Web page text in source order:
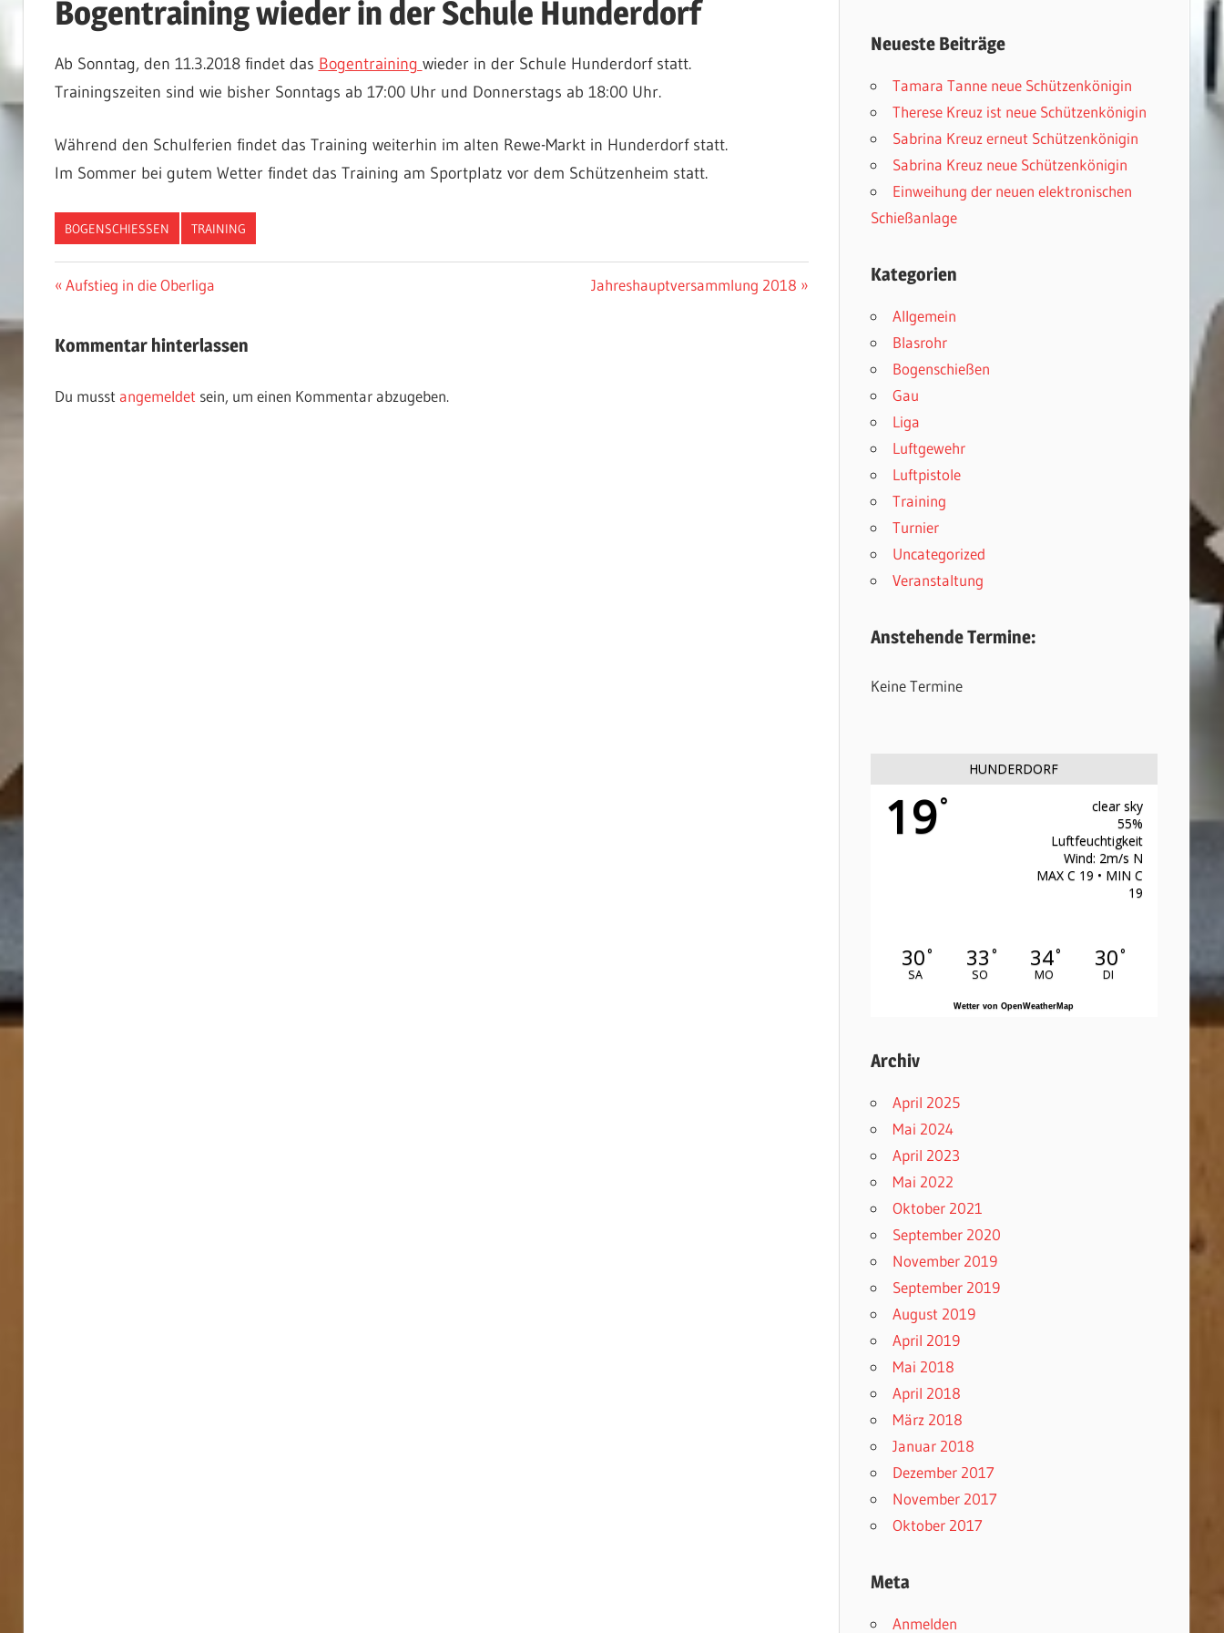
Bogentraining wieder in der Schule Hunderdorf
Ab Sonntag, den 11.3.2018 findet das Bogentraining wieder in der Schule Hunderdorf statt.
Trainingszeiten sind wie bisher Sonntags ab 17:00 Uhr und Donnerstags ab 18:00 Uhr.
Während den Schulferien findet das Training weiterhin im alten Rewe-Markt in Hunderdorf statt.
Im Sommer bei gutem Wetter findet das Training am Sportplatz vor dem Schützenheim statt.
BOGENSCHIESSEN TRAINING
Beitragsnavigation
Vorheriger
Aufstieg in die Oberliga
Nächster
Jahreshauptversammlung 2018
Kommentar hinterlassen
Du musst angemeldet sein, um einen Kommentar abzugeben.
Neueste Beiträge
Tamara Tanne neue Schützenkönigin
Therese Kreuz ist neue Schützenkönigin
Sabrina Kreuz erneut Schützenkönigin
Sabrina Kreuz neue Schützenkönigin
Einweihung der neuen elektronischen
Schießanlage
Kategorien
Allgemein
Blasrohr
Bogenschießen
Gau
Liga
Luftgewehr
Luftpistole
Training
Turnier
Uncategorized
Veranstaltung
Anstehende Termine:
Keine Termine
HUNDERDORF
19°
clear sky
55%
Luftfeuchtigkeit
Wind: 2m/s N
MAX C 19 • MIN C
19
30°
SA
33 °
SO
34°
MO
30°
DI
Wetter von OpenWeatherMap
Archiv
April 2025
Mai 2024
April 2023
Mai 2022
Oktober 2021
September 2020
November 2019
September 2019
August 2019
April 2019
Mai 2018
April 2018
März 2018
Januar 2018
Dezember 2017
November 2017
Oktober 2017
Meta
Anmelden